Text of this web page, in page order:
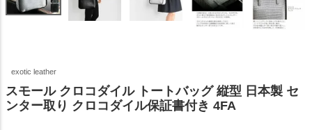
exotic leather
スモール クロコダイル トートバッグ 縦型 日本製 セ
ンター取り クロコダイル保証書付き 4FA